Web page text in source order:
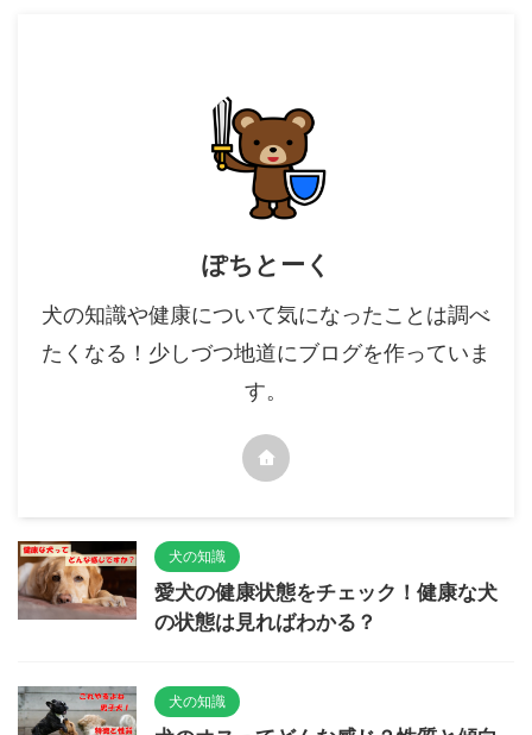
ぽちとーく
犬の知識や健康について気になったことは調べ
たくなる！少しづつ地道にブログを作っていま
す。
犬の知識
愛犬の健康状態をチェック！健康な犬
の状態は見ればわかる？
犬の知識